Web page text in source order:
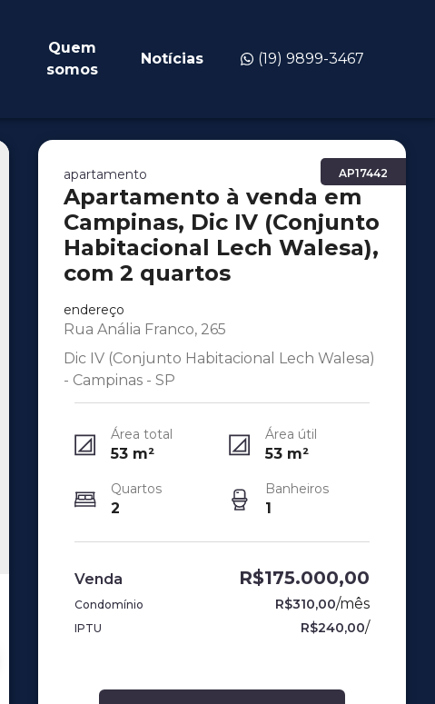
Quem
somos
Notícias (19) 9899-3467
AP17442
apartamento
Apartamento à venda em
Campinas, Dic IV (Conjunto
Habitacional Lech Walesa),
com 2 quartos
endereço
Rua Anália Franco, 265
Dic IV (Conjunto Habitacional Lech Walesa)
- Campinas - SP
Área total
53m²
Área útil
53 m²
Quartos
2
Banheiros
1
Venda R$175.000,00
Condomínio R$310,00/mês
IPTU R$240,00/